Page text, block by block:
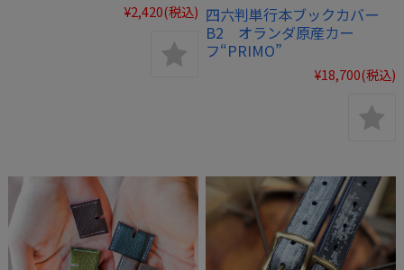
¥2,420(税込) 四六判単行本ブックカバー
B2 オランダ原産カー
フ“PRIMO”
¥18,700(税込)